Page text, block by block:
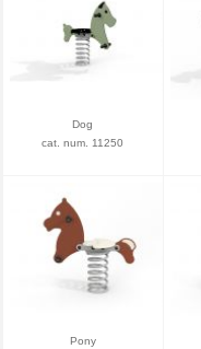
Dog
cat. num. 11250
Pony